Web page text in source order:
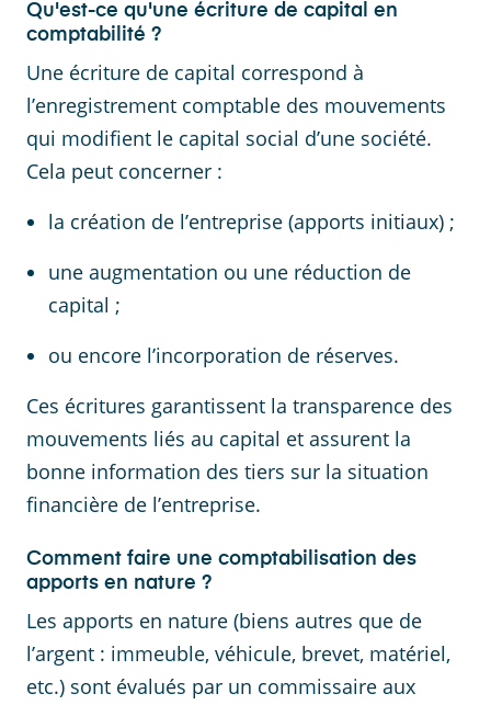
Qu'est-ce qu'une écriture de capital en
comptabilité ?
Une écriture de capital correspond à
l’enregistrement comptable des mouvements
qui modifient le capital social d’une société.
Cela peut concerner :
la création de l’entreprise (apports initiaux) ;
une augmentation ou une réduction de
capital ;
ou encore l’incorporation de réserves.
Ces écritures garantissent la transparence des
mouvements liés au capital et assurent la
bonne information des tiers sur la situation
financière de l’entreprise.
Comment faire une comptabilisation des
apports en nature ?
Les apports en nature (biens autres que de
l’argent : immeuble, véhicule, brevet, matériel,
etc.) sont évalués par un commissaire aux